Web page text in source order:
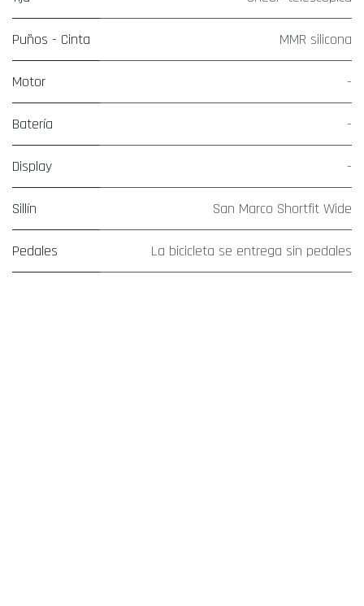
Puños - Cinta MMR silicona
Motor -
Batería -
Display -
Sillín San Marco Shortfit Wide
Pedales La bicicleta se entrega sin pedales